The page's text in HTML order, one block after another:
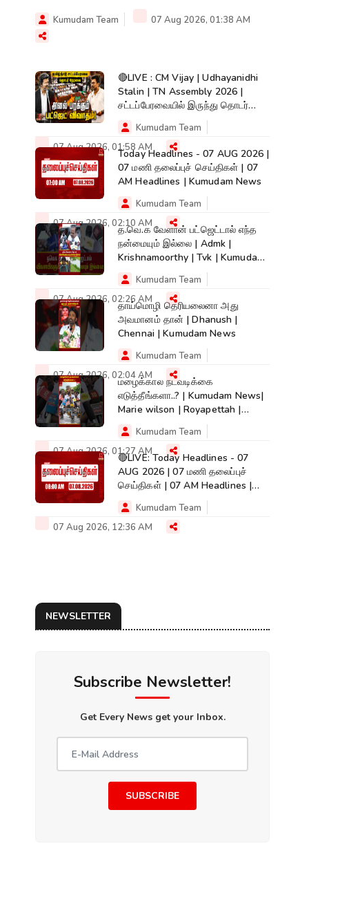
Kumudam Team 07 Aug 2026, 01:38 AM
🔴LIVE : CM Vijay | Udhayanidhi
Stalin | TN Assembly 2026 |
சட்டப்பேரவையில் இருந்து தொடர்
நேரலை..
Kumudam Team
07 Aug 2026, 01:58 AMToday Headlines - 07 AUG 2026 |
07 மணி தலைப்புச் செய்திகள் | 07
AM Headlines | Kumudam News
Kumudam Team
07 Aug 2026, 02:10 AMத.வெ.க வேளான் பட்ஜெட்டால் எந்த
நன்மையும் இல்லை | Admk |
Krishnamoorthy | Tvk | Kumudam
News
Kumudam Team
07 Aug 2026, 02:26 AMதாய்மொழி தெரியலைனா அது
அவமானம் தான் | Dhanush |
Chennai | Kumudam News
Kumudam Team
07 Aug 2026, 02:04 AMமழைக்கால நடவடிக்கை
எடுத்தீங்களா..? | Kumudam News|
Marie wilson | Royapettah |
Kumudam News
Kumudam Team
07 Aug 2026, 01:27 AM🔴LIVE: Today Headlines - 07
AUG 2026 | 07 மணி தலைப்புச்
செய்திகள் | 07 AM Headlines |
Kumudam News
Kumudam Team
07 Aug 2026, 12:36 AM
NEWSLETTER
Subscribe Newsletter!
Get Every News get your Inbox.
SUBSCRIBE